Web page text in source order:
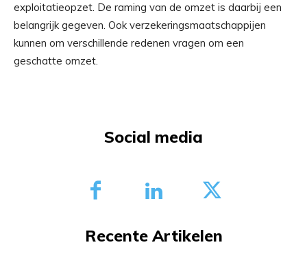
exploitatieopzet. De raming van de omzet is daarbij een
belangrijk gegeven. Ook verzekeringsmaatschappijen
kunnen om verschillende redenen vragen om een
geschatte omzet.
Social media
Recente Artikelen